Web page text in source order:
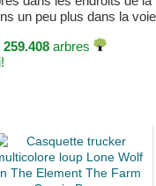
un peu plus dans la
259.408 arbres